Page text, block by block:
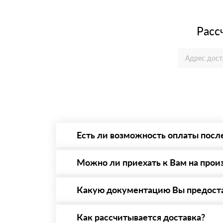
Есть ли возможность оплаты
то Вы в праве от него отказаться.
Можно ли приехать к Вам на
предварительная запись по номеру
Какую документацию Вы
Как рассчитывается доставка?